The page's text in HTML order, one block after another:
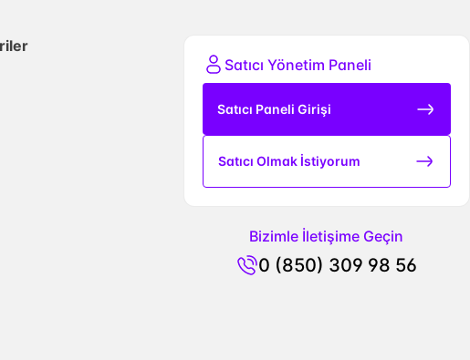
Satıcı Yönetim Paneli
Satıcı Paneli Girişi
Satıcı Olmak İstiyorum
Bizimle İletişime Geçin
0 (850) 309 98 56